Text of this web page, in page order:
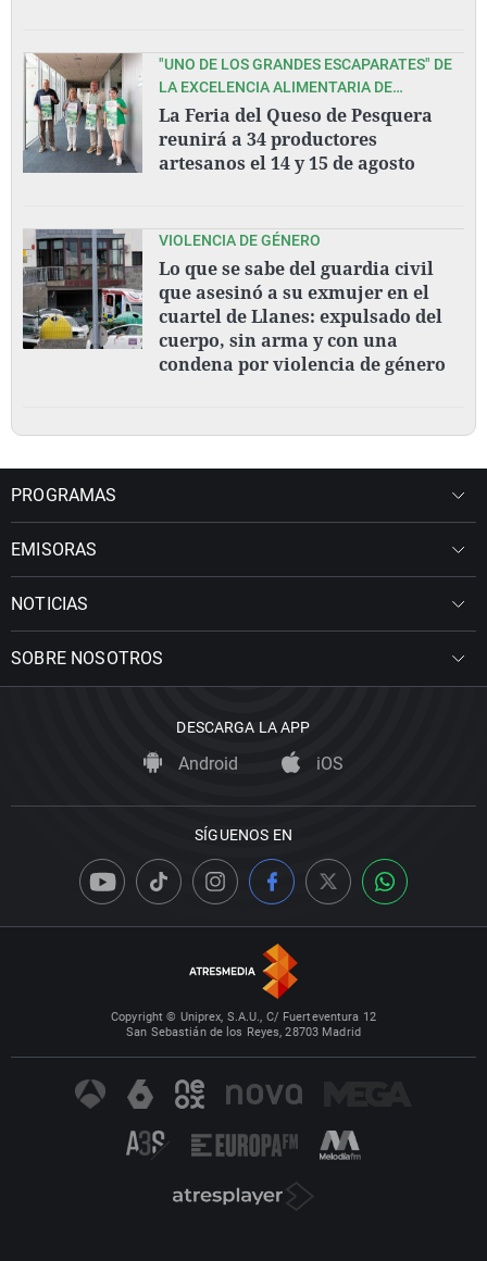
"UNO DE LOS GRANDES ESCAPARATES" DE
LA EXCELENCIA ALIMENTARIA DE
CANTABRIA
La Feria del Queso de Pesquera
reunirá a 34 productores
artesanos el 14 y 15 de agosto
VIOLENCIA DE GÉNERO
Lo que se sabe del guardia civil
que asesinó a su exmujer en el
cuartel de Llanes: expulsado del
cuerpo, sin arma y con una
condena por violencia de género
PROGRAMAS
EMISORAS
NOTICIAS
SOBRE NOSOTROS
DESCARGA LA APP
Android iOS
SÍGUENOS EN
Copyright © Uniprex, S.A.U., C/ Fuerteventura 12
San Sebastián de los Reyes, 28703 Madrid